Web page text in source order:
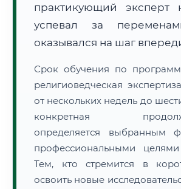
практикующий эксперт
успевал за
оказывался на шаг
Срок обучения по
религиоведческая
от нескольких недель до
конкретная
определяется выбранным
профессиональными целями
Тем, кто стремится в
освоить новые